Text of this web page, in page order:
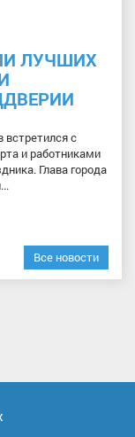
ЛУЧШИХ
встретился с
и работниками
Глава города
Все новости